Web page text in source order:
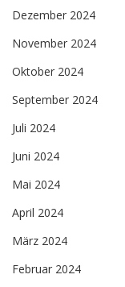
Dezember 2024
November 2024
Oktober 2024
September 2024
Juli 2024
Juni 2024
Mai 2024
April 2024
März 2024
Februar 2024